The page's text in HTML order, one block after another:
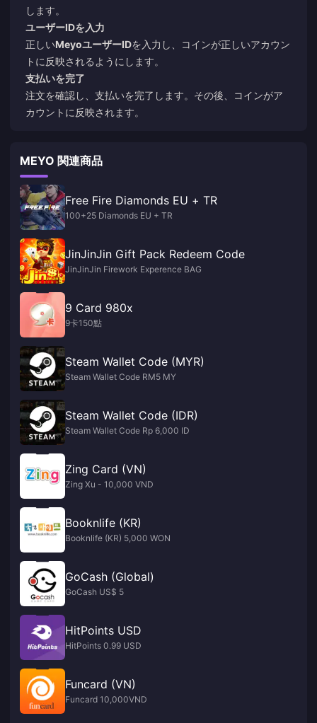
します。
ユーザーIDを入力
正しいMeyoユーザーIDを入力し、コインが正しいアカウン
トに反映されるようにします。
支払いを完了
注文を確認し、支払いを完了します。その後、コインがア
カウントに反映されます。
MEYO 関連商品
Free Fire Diamonds EU + TR
100+25 Diamonds EU + TR
JinJinJin Gift Pack Redeem Code
JinJinJin Firework Experence BAG
9 Card 980x
9卡150點
Steam Wallet Code (MYR)
Steam Wallet Code RM5 MY
Steam Wallet Code (IDR)
Steam Wallet Code Rp 6,000 ID
Zing Card (VN)
Zing Xu - 10,000 VND
Booknlife (KR)
Booknlife (KR) 5,000 WON
GoCash (Global)
GoCash US$ 5
HitPoints USD
HitPoints 0.99 USD
Funcard (VN)
Funcard 10,000VND